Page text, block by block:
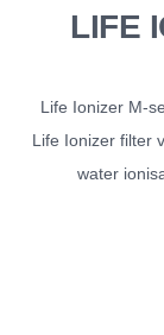
LIFE
Life Ionizer M-
Life Ionizer filter
water